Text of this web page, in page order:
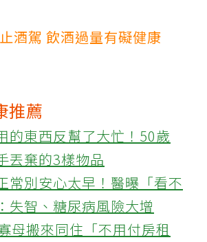
酒駕 飲酒過量有礙健康
推薦
的東西反幫了大忙！50歲
丟棄的3樣物品
常別安心太早！醫曝「看不
失智、糖尿病風險大增
母搬來同住「不用付房租